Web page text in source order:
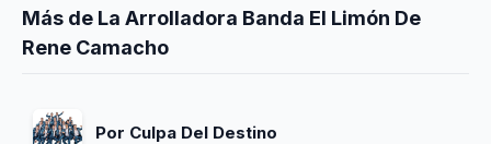
Más de La Arrolladora Banda El Limón De
Rene Camacho
Por Culpa Del Destino